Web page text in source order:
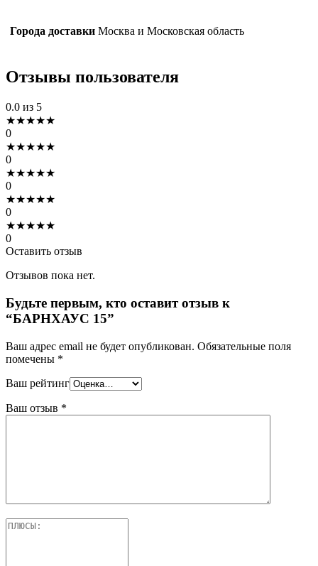
Города доставки Москва и Московская область
Отзывы пользователя
0.0 из 5
★★★★★
0
★★★★★
0
★★★★★
0
★★★★★
0
★★★★★
0
Оставить отзыв
Отзывов пока нет.
Будьте первым, кто оставит отзыв к
“БАРНХАУС 15”
Ваш адрес email не будет опубликован. Обязательные поля
помечены *
Ваш рейтинг
Ваш отзыв *